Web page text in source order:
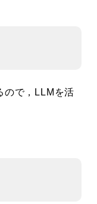
ので，LLMを活